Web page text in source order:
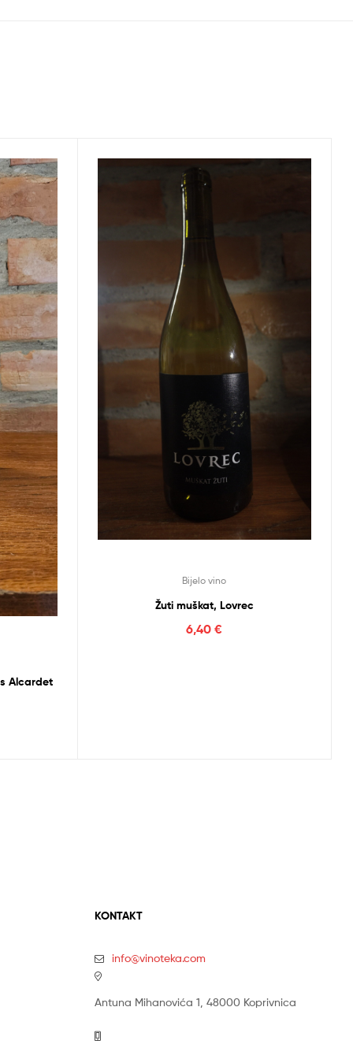
Alcardet
Bijelo vino
Žuti muškat, Lovrec
6,40€
KONTAKT
info@vinoteka.com
Antuna Mihanovića 1, 48000 Koprivnica